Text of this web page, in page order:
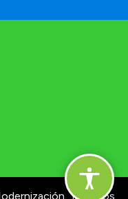
Términos